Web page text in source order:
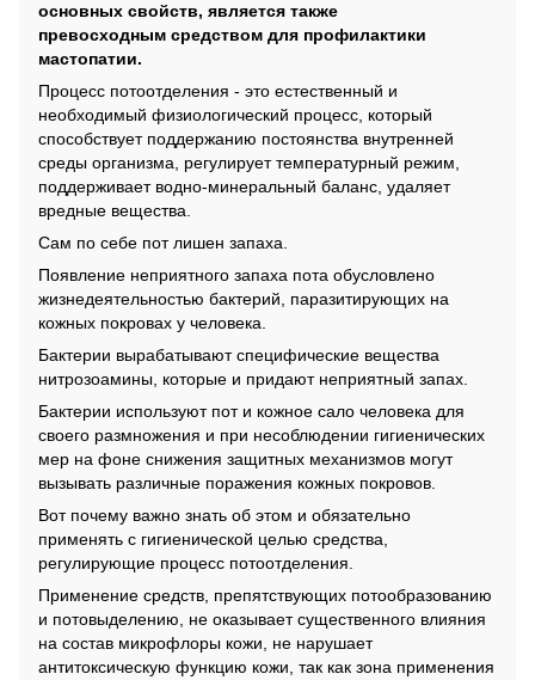
основных свойств, является также
превосходным средством для профилактики
мастопатии.
Процесс потоотделения - это естественный и
необходимый физиологический процесс, который
способствует поддержанию постоянства внутренней
среды организма, регулирует температурный режим,
поддерживает водно-минеральный баланс, удаляет
вредные вещества.
Сам по себе пот лишен запаха.
Появление неприятного запаха пота обусловлено
жизнедеятельностью бактерий, паразитирующих на
кожных покровах у человека.
Бактерии вырабатывают специфические вещества
нитрозоамины, которые и придают неприятный запах.
Бактерии используют пот и кожное сало человека для
своего размножения и при несоблюдении гигиенических
мер на фоне снижения защитных механизмов могут
вызывать различные поражения кожных покровов.
Вот почему важно знать об этом и обязательно
применять с гигиенической целью средства,
регулирующие процесс потоотделения.
Применение средств, препятствующих потообразованию
и потовыделению, не оказывает существенного влияния
на состав микрофлоры кожи, не нарушает
антитоксическую функцию кожи, так как зона применения